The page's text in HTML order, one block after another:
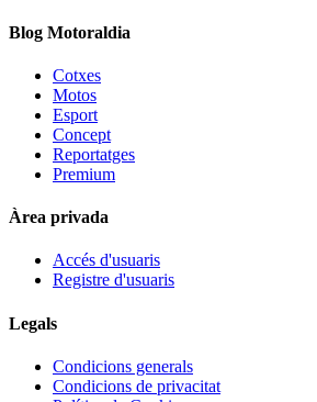
Blog Motoraldia
Cotxes
Motos
Esport
Concept
Reportatges
Premium
Àrea privada
Accés d'usuaris
Registre d'usuaris
Legals
Condicions generals
Condicions de privacitat